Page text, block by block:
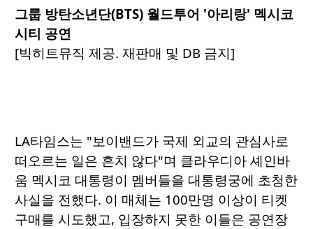
그룹 방탄소년단(BTS) 월드투어 '아리랑' 멕시코
시티 공연
[빅히트뮤직 제공. 재판매 및 DB 금지]
LA타임스는 "보이밴드가 국제 외교의 관심사로
떠오르는 일은 흔치 않다"며 클라우디아 셰인바
움 멕시코 대통령이 멤버들을 대통령궁에 초청한
사실을 전했다. 이 매체는 100만명 이상이 티켓
구매를 시도했고, 입장하지 못한 이들은 공연장